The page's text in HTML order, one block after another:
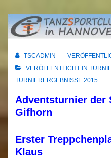
Zum
Inhalt12.12.2015
TSCADMIN
VERÖFFENTLICHT IN
TURNIERERGEBNISSE 2015
Adventsturnier der
Gifhorn
Erster
Klaus